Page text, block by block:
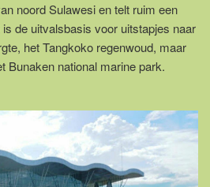
noord Sulawesi en telt ruim een
de uitvalsbasis voor uitstapjes naar
het Tangkoko regenwoud, maar
Bunaken national marine park.